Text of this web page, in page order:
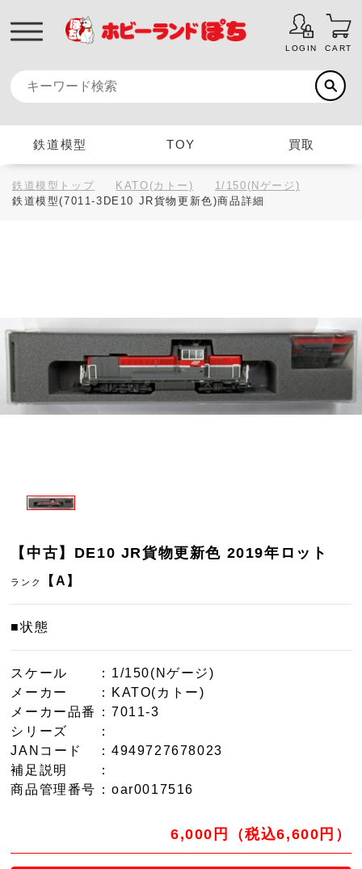
LOGIN CART
鉄道模型 TOY 買取
鉄道模型トップ KATO(カトー)
1/150(Nゲージ)
鉄道模型(7011-3DE10 JR貨物更新色)商品詳細
【中古】DE10 JR貨物更新色 2019年ロット
ランク 【A】
■状態
スケール
：1/150(Nゲージ)
メーカー
：KATO(カトー)
メーカー品番
：7011-3
シリーズ
：
JANコード
：4949727678023
補足説明
：
商品管理番号 ：oar0017516
6,000円（税込6,600円）